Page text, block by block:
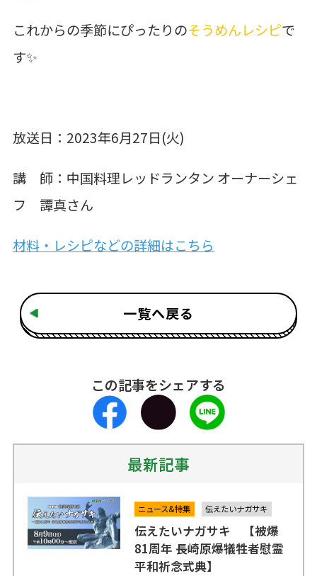
これからの季節にぴったりのそうめんレシピで
す✨
放送日：2023年6月27日(火)
講 師：中国料理レッドランタン オーナーシェ
フ 譚真さん
材料・レシピなどの詳細はこちら
一覧へ戻る
この記事をシェアする
最新記事
ニュース&特集 伝えたいナガサキ
伝えたいナガサキ 【被爆
81周年 長崎原爆犠牲者慰霊
平和祈念式典】